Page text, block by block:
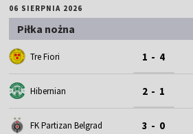
06 SIERPNIA 2026
Piłka nożna
Tre Fiori 1 - 4
Hibernian 2 - 1
FK Partizan Belgrad 3 - 0